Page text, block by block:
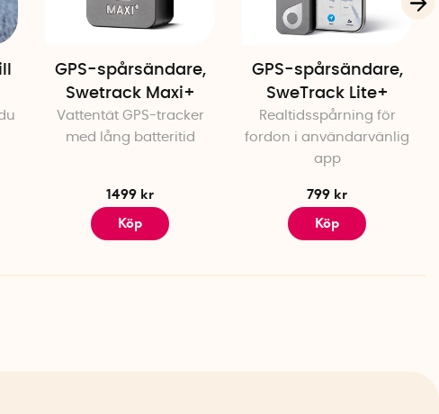
GPS-spårsändare,
Swetrack Maxi+
Vattentät GPS-tracker
med lång batteritid
1499 kr
Köp
GPS-spårsändare,
SweTrack Lite+
Realtidsspårning för
fordon i användarvänlig
app
799 kr
Köp